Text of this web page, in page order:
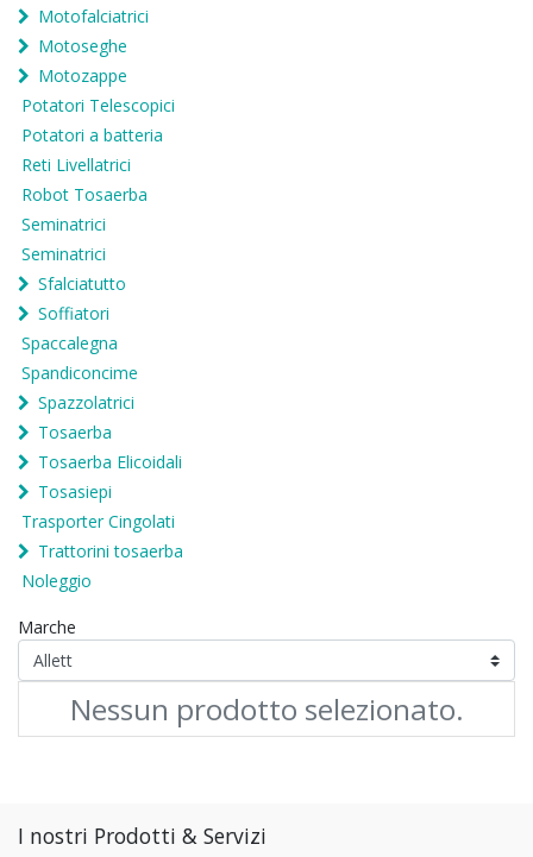
Motofalciatrici
Motoseghe
Motozappe
Potatori Telescopici
Potatori a batteria
Reti Livellatrici
Robot Tosaerba
Seminatrici
Seminatrici
Sfalciatutto
Soffiatori
Spaccalegna
Spandiconcime
Spazzolatrici
Tosaerba
Tosaerba Elicoidali
Tosasiepi
Trasporter Cingolati
Trattorini tosaerba
Noleggio
Marche
Nessun prodotto selezionato.
I nostri Prodotti & Servizi